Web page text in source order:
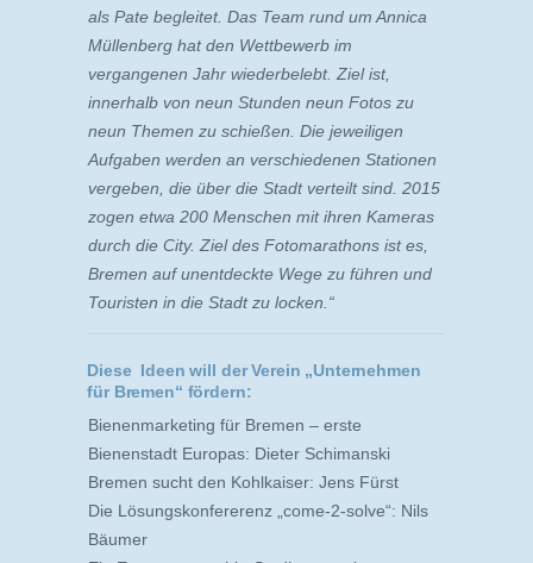
als Pate begleitet. Das Team rund um Annica
Müllenberg hat den Wettbewerb im
vergangenen Jahr wiederbelebt. Ziel ist,
innerhalb von neun ­Stunden neun Fotos zu
neun Themen zu schießen. Die jeweiligen
Aufgaben werden an verschiedenen Stationen
vergeben, die über die Stadt verteilt sind. 2015
zogen etwa 200 Menschen mit ihren Kameras
durch die City. Ziel des Fotomarathons ist es,
Bremen auf unentdeckte Wege zu führen und
Touristen in die Stadt zu locken.“
Diese Ideen will der Verein „Unternehmen
für Bremen“ fördern:
Bienenmarketing für Bremen – erste
Bienenstadt Europas: Dieter Schimanski
Bremen sucht den Kohlkaiser: Jens Fürst
Die Lösungskonfererenz „come-2-solve“: Nils
Bäumer